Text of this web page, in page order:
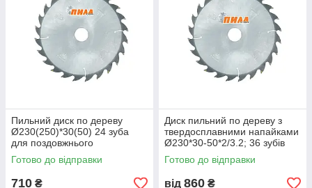
Пильний диск по дереву
Ø230(250)*30(50) 24 зуба
для поздовжнього
розпилювання
Готово до відправки
710 ₴
Диск пильний по дереву з
твердосплавними напайками
Ø230*30-50*2/3.2; 36 зубів
для повздовжнього
розпилювання
Готово до відправки
від 860 ₴